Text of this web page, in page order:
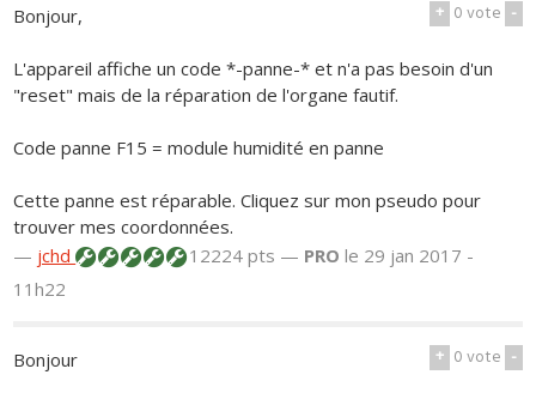
+ 0vote -
Bonjour,
L'appareil affiche un code *-panne-* et n'a pas besoin d'un
"reset" mais de la réparation de l'organe fautif.
Code panne F15 = module humidité en panne
Cette panne est réparable. Cliquez sur mon pseudo pour
trouver mes coordonnées.
— jchd 12224 pts — PRO le 29 jan 2017 -
11h22
+ 0vote -
Bonjour